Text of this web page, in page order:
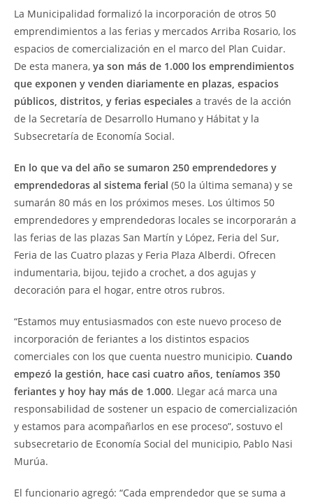
La Municipalidad formalizó la incorporación de otros 50
emprendimientos a las ferias y mercados Arriba Rosario, los
espacios de comercialización en el marco del Plan Cuidar.
De esta manera, ya son más de 1.000 los emprendimientos
que exponen y venden diariamente en plazas, espacios
públicos, distritos, y ferias especiales a través de la acción
de la Secretaría de Desarrollo Humano y Hábitat y la
Subsecretaría de Economía Social.
En lo que va del año se sumaron 250 emprendedores y
emprendedoras al sistema ferial (50 la última semana) y se
sumarán 80 más en los próximos meses. Los últimos 50
emprendedores y emprendedoras locales se incorporarán a
las ferias de las plazas San Martín y López, Feria del Sur,
Feria de las Cuatro plazas y Feria Plaza Alberdi. Ofrecen
indumentaria, bijou, tejido a crochet, a dos agujas y
decoración para el hogar, entre otros rubros.
“Estamos muy entusiasmados con este nuevo proceso de
incorporación de feriantes a los distintos espacios
comerciales con los que cuenta nuestro municipio. Cuando
empezó la gestión, hace casi cuatro años, teníamos 350
feriantes y hoy hay más de 1.000. Llegar acá marca una
responsabilidad de sostener un espacio de comercialización
y estamos para acompañarlos en ese proceso”, sostuvo el
subsecretario de Economía Social del municipio, Pablo Nasi
Murúa.
El funcionario agregó: “Cada emprendedor que se suma a